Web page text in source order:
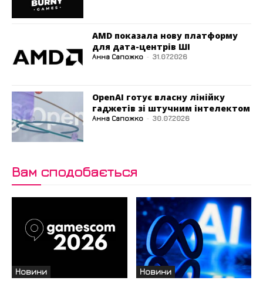
AMD показала нову платформу
для дата-центрів ШІ
Анна Сапожко - 31.07.2026
OpenAI готує власну лінійку
гаджетів зі штучним інтелектом
Анна Сапожко - 30.07.2026
Вам сподобається
Новини Новини